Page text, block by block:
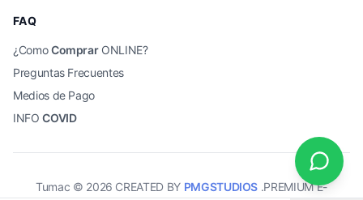
FAQ
¿ComoComprarONLINE?
Preguntas Frecuentes
Medios de Pago
INFOCOVID
Tumac © 2026 CREATED BY PMGSTUDIOS .PREMIUM E-